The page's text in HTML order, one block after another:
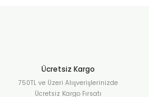
Ücretsiz Kargo
750TL ve Üzeri Alışverişlerinizde
Ücretsiz Kargo Fırsatı